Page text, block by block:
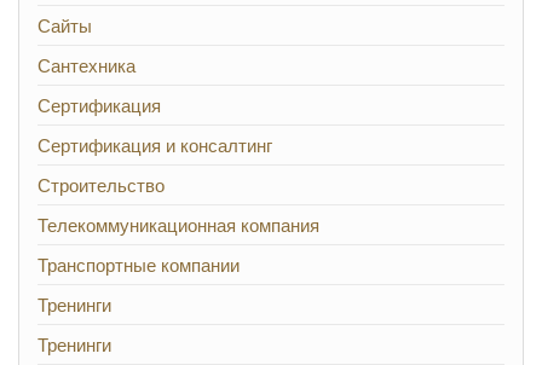
Сайты
Сантехника
Сертификация
Сертификация и консалтинг
Строительство
Телекоммуникационная компания
Транспортные компании
Тренинги
Тренинги